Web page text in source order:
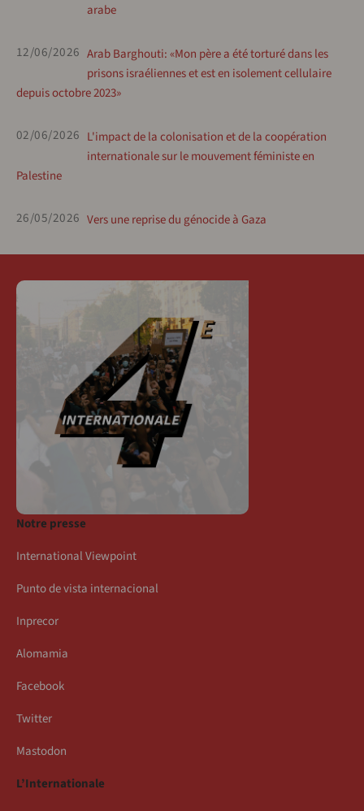
arabe
12/06/2026 Arab Barghouti: «Mon père a été torturé dans les
prisons israéliennes et est en isolement cellulaire
depuis octobre 2023»
02/06/2026 L'impact de la colonisation et de la coopération
internationale sur le mouvement féministe en
Palestine
26/05/2026 Vers une reprise du génocide à Gaza
Notre presse
International Viewpoint
Punto de vista internacional
Inprecor
Alomamia
Facebook
Twitter
Mastodon
L’Internationale